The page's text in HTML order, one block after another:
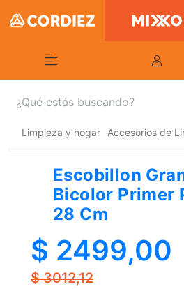
Limpieza y hogar Accesorios de
Escobillon
Bicolor Primer
28 Cm
$ 2499,00
$ 3012,12